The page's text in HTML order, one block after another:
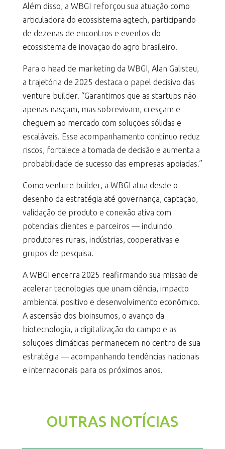
Além disso, a WBGI reforçou sua atuação como
articuladora do ecossistema agtech, participando
de dezenas de encontros e eventos do
ecossistema de inovação do agro brasileiro.
Para o head de marketing da WBGI, Alan Galisteu,
a trajetória de 2025 destaca o papel decisivo das
venture builder. “Garantimos que as startups não
apenas nasçam, mas sobrevivam, cresçam e
cheguem ao mercado com soluções sólidas e
escaláveis. Esse acompanhamento contínuo reduz
riscos, fortalece a tomada de decisão e aumenta a
probabilidade de sucesso das empresas apoiadas.”
Como venture builder, a WBGI atua desde o
desenho da estratégia até governança, captação,
validação de produto e conexão ativa com
potenciais clientes e parceiros — incluindo
produtores rurais, indústrias, cooperativas e
grupos de pesquisa.
A WBGI encerra 2025 reafirmando sua missão de
acelerar tecnologias que unam ciência, impacto
ambiental positivo e desenvolvimento econômico.
A ascensão dos bioinsumos, o avanço da
biotecnologia, a digitalização do campo e as
soluções climáticas permanecem no centro de sua
estratégia — acompanhando tendências nacionais
e internacionais para os próximos anos.
OUTRAS NOTÍCIAS